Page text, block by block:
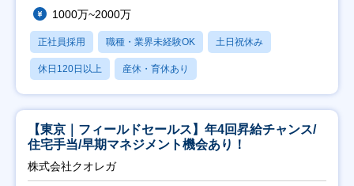
1000万~2000万
正社員採用 職種・業界未経験OK 土日祝休み
休日120日以上 産休・育休あり
【東京｜フィールドセールス】年4回昇給チャンス/
住宅手当/早期マネジメント機会あり！
株式会社クオレガ